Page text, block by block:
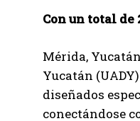
Con un total de
Mérida,
Yucatán
diseñados
conectándose